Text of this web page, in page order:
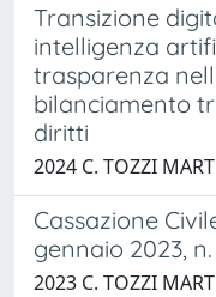
Transizione
intelligenza
trasparenza
bilanciamento
diritti
2024 C. TOZZI
Cassazione
gennaio 2023, n.
2023 C. TOZZI